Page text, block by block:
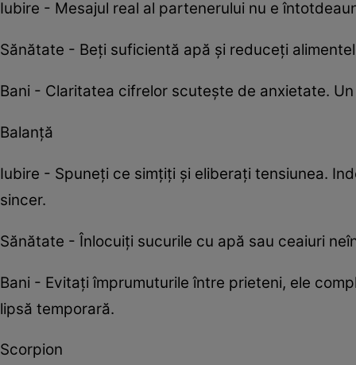
Iubire - Mesajul real al partenerului nu e
Sănătate - Beți suficientă apă și reduceți
Bani - Claritatea cifrelor scutește de anxietate.
Balanță
Iubire - Spuneți ce simțiți și eliberați tensiunea.
sincer.
Sănătate - Înlocuiți sucurile cu apă sau ceaiuri
Bani - Evitați împrumuturile între prieteni, ele
lipsă temporară.
Scorpion